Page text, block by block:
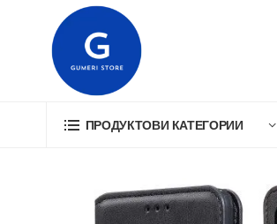
ПРОДУКТОВИ КАТЕГОРИИ